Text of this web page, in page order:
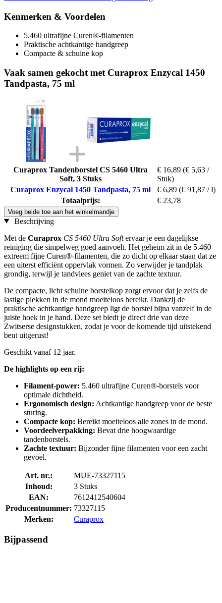
Kenmerken & Voordelen
5.460 ultrafijne Curen®-filamenten
Praktische achtkantige handgreep
Compacte & schuine kop
Vaak samen gekocht met Curaprox Enzycal 1450
Tandpasta, 75 ml
Curaprox Tandenborstel CS 5460 Ultra
Soft, 3 Stuks
€ 16,89 (€ 5,63 /
Stuk)
Curaprox Enzycal 1450 Tandpasta, 75 ml
€ 6,89 (€ 91,87 / l)
Totaalprijs:
€ 23,78
Voeg beide toe aan het winkelmandje
Beschrijving
Met de Curaprox CS 5460 Ultra Softervaar je een dagelijkse
reiniging die simpelweg goed aanvoelt. Het geheim zit in de 5.460
extreem fijne Curen®-filamenten, die zo dicht op elkaar staan dat ze
een uiterst efficiënt oppervlak vormen. Zo verwijder je tandplak
grondig, terwijl je tandvlees geniet van de zachte textuur.
De compacte, licht schuine borstelkop zorgt ervoor dat je zelfs de
lastige plekken in de mond moeiteloos bereikt. Dankzij de
praktische achtkantige handgreep ligt de borstel bijna vanzelf in de
juiste hoek in je hand. Deze set biedt je direct drie van deze
Zwitserse designstukken, zodat je voor de komende tijd uitstekend
bent uitgerust!
Geschikt vanaf 12 jaar.
De highlights op een rij:
Filament-power: 5.460 ultrafijne Curen®-borstels voor
optimale dichtheid.
Ergonomisch design: Achtkantige handgreep voor de beste
sturing.
Compacte kop: Bereikt moeiteloos alle zones in de mond.
Voordeelverpakking: Bevat drie hoogwaardige
tandenborstels.
Zachte textuur: Bijzonder fijne filamenten voor een zacht
gevoel.
Art. nr.:
MUE-73327115
Inhoud:
3 Stuks
EAN:
7612412540604
Producentnummer: 73327115
Merken:
Curaprox
Bijpassend